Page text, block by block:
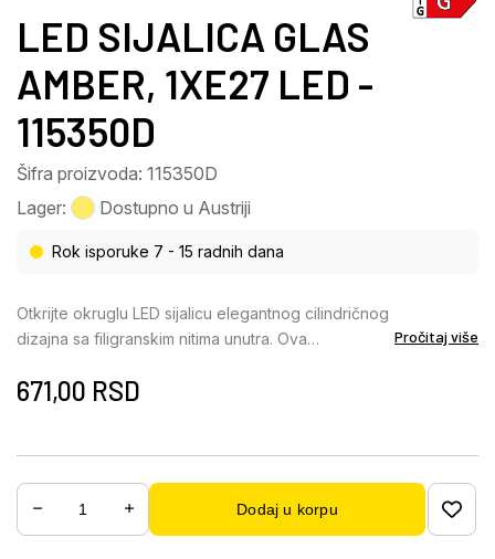
LED SIJALICA GLAS
AMBER, 1XE27 LED -
115350D
Šifra proizvoda: 115350D
Lager:
Dostupno u Austriji
Rok isporuke 7 - 15 radnih dana
Otkrijte okruglu LED sijalicu elegantnog cilindričnog
dizajna sa filigranskim nitima unutra. Ova
sa prvoklasnom funkcionalnošću i savršena je za
akcenat. Sa prečnikom od 30 mm, idealno se
uklapa u kompaktna grla i nudi opciju prigušivanja
svetla, tako da možete podesiti osvetljenost po
Pročitaj više
671,00 RSD
Dodaj u korpu